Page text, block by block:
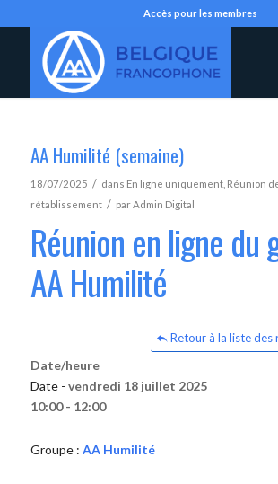
Accès pour les membres
AA Humilité (semaine)
18/07/2025 / dans En ligne uniquement, Réunion
rétablissement / parAdmin Digital
Réunion en ligne du
AA Humilité
Retour à la liste des
Date/heure
Date - vendredi 18 juillet 2025
10:00 - 12:00
Groupe : AA Humilité